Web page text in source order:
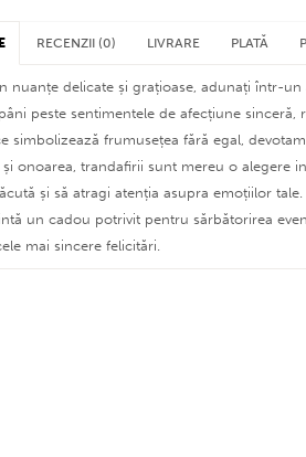
RECENZII (0) LIVRARE PLATĂ
nuanțe delicate și grațioase, adunați într-
peste sentimentele de afecțiune sinceră,
simbolizează frumusețea fără egal,
onoarea, trandafirii sunt mereu o alegere
și să atragi atenția asupra emoțiilor
un cadou potrivit pentru sărbătorirea
mai sincere felicitări.